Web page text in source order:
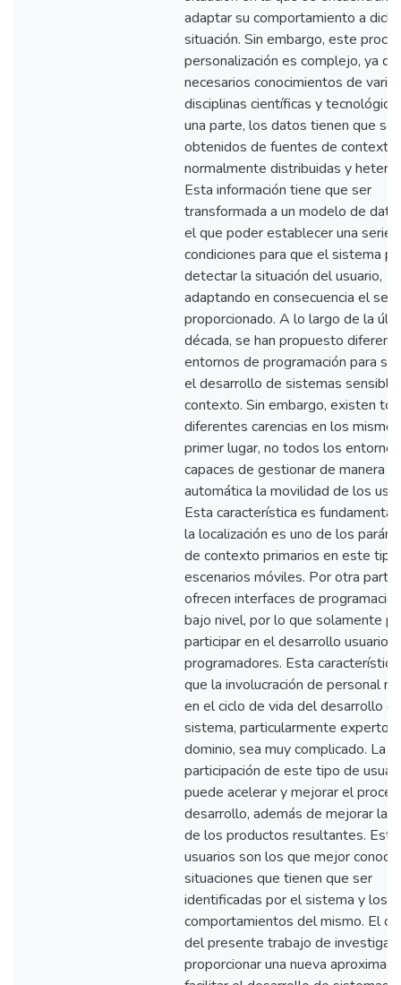
adaptar su comportamiento a dicha
situación. Sin embargo, este
personalización es complejo, ya
necesarios conocimientos de varias
disciplinas científicas y
una parte, los datos tienen que ser
obtenidos de fuentes de contexto
normalmente distribuidas y
Esta información tiene que ser
transformada a un modelo de
el que poder establecer una serie
condiciones para que el sistema
detectar la situación del usuario,
adaptando en consecuencia el
proporcionado. A lo largo de la
década, se han propuesto
entornos de programación para
el desarrollo de sistemas
contexto. Sin embargo, existen
diferentes carencias en los
primer lugar, no todos los
capaces de gestionar de manera
automática la movilidad de los
Esta característica es
la localización es uno de los
de contexto primarios en este
escenarios móviles. Por otra
ofrecen interfaces de
bajo nivel, por lo que solamente
participar en el desarrollo usuarios
programadores. Esta característica
que la involucración de personal
en el ciclo de vida del desarrollo
sistema, particularmente expertos
dominio, sea muy complicado. La
participación de este tipo de
puede acelerar y mejorar el
desarrollo, además de mejorar la
de los productos resultantes.
usuarios son los que mejor
situaciones que tienen que ser
identificadas por el sistema y los
comportamientos del mismo. El
del presente trabajo de
proporcionar una nueva